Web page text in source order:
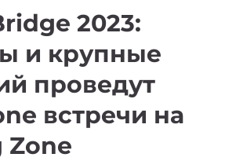
2023:
и крупные
проведут
встречи на
Zone